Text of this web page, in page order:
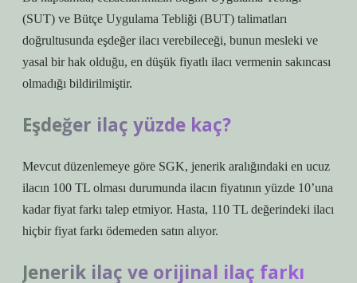
(SUT) ve Bütçe Uygulama Tebliği (BUT) talimatları
doğrultusunda eşdeğer ilacı verebileceği, bunun mesleki ve
yasal bir hak olduğu, en düşük fiyatlı ilacı vermenin sakıncası
olmadığı bildirilmiştir.
Eşdeğer ilaç yüzde kaç?
Mevcut düzenlemeye göre SGK, jenerik aralığındaki en ucuz
ilacın 100 TL olması durumunda ilacın fiyatının yüzde 10’una
kadar fiyat farkı talep etmiyor. Hasta, 110 TL değerindeki ilacı
hiçbir fiyat farkı ödemeden satın alıyor.
Jenerik ilaç ve orijinal ilaç farkı